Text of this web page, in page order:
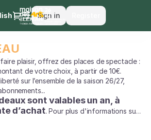
Dialog
Sign in
plaisir, offrez des places de spectacle :
de votre choix, à partir de 10€.
sur l’ensemble de la saison 26/27,
sont valables un an, à
d’achat. Pour plus d'informations sur
cartes cadeaux,